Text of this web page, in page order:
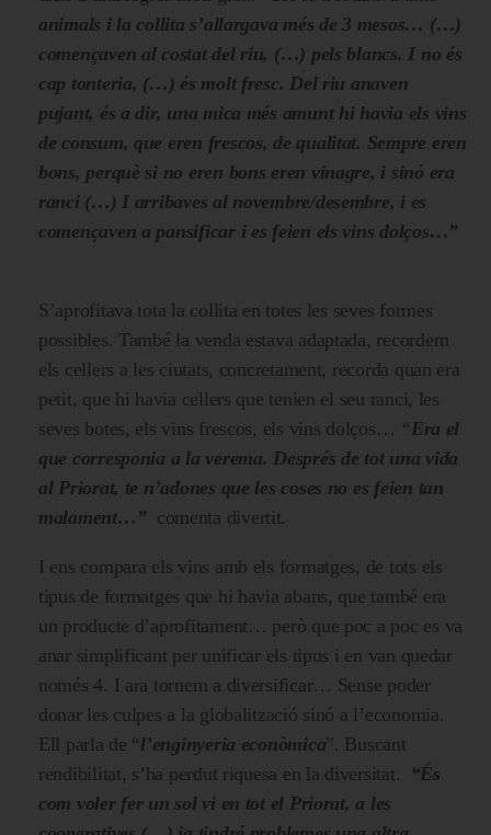
animals i la collita s’allargava més de 3 mesos… (…)
començaven al costat del riu, (…) pels blancs. I no és
cap tonteria, (…) és molt fresc. Del riu anaven
pujant, és a dir, una mica més amunt hi havia els vins
de consum, que eren frescos, de qualitat. Sempre eren
bons, perquè si no eren bons eren vinagre, i sinó era
ranci (…) I arribaves al novembre/desembre, i es
començaven a pansificar i es feien els vins dolços…”
S’aprofitava tota la collita en totes les seves formes
possibles. També la venda estava adaptada, recordem
els cellers a les ciutats, concretament, recorda quan era
petit, que hi havia cellers que tenien el seu ranci, les
seves botes, els vins frescos, els vins dolços… “ Era el
que corresponia a la verema. Després de tot una vida
al Priorat, te n’adones que les coses no es feien tan
malament…” comenta divertit.
I ens compara els vins amb els formatges, de tots els
tipus de formatges que hi havia abans, que també era
un producte d’aprofitament… però que poc a poc es va
anar simplificant per unificar els tipus i en van quedar
només 4. I ara tornem a diversificar… Sense poder
donar les culpes a la globalització sinó a l’economia.
Ell parla de “l’enginyeria econòmica”. Buscant
rendibilitat, s’ha perdut riquesa en la diversitat.
“És
com voler fer un sol vi en tot el Priorat, a les